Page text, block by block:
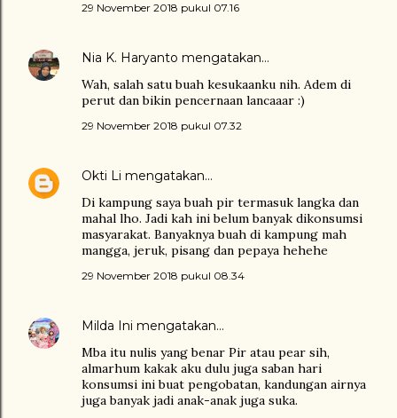
29 November 2018 pukul 07.16
Nia K. Haryanto mengatakan…
Wah, salah satu buah kesukaanku nih. Adem di
perut dan bikin pencernaan lancaaar :)
29 November 2018 pukul 07.32
Okti Li mengatakan…
Di kampung saya buah pir termasuk langka dan
mahal lho. Jadi kah ini belum banyak dikonsumsi
masyarakat. Banyaknya buah di kampung mah
mangga, jeruk, pisang dan pepaya hehehe
29 November 2018 pukul 08.34
Milda Ini mengatakan…
Mba itu nulis yang benar Pir atau pear sih,
almarhum kakak aku dulu juga saban hari
konsumsi ini buat pengobatan, kandungan airnya
juga banyak jadi anak-anak juga suka.